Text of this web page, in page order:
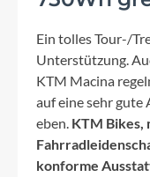
Ein tolles Tour-/
Unterstützung.
KTM Macina
auf eine sehr
eben. KTM Bikes,
konforme